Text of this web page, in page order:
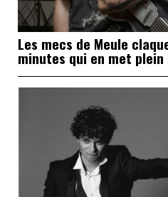
Les mecs de Meule
minutes qui en met plein